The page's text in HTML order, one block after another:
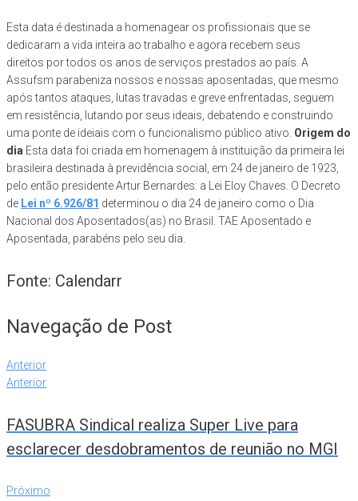
Esta data é destinada a homenagear os profissionais que se
dedicaram a vida inteira ao trabalho e agora recebem seus
direitos por todos os anos de serviços prestados ao país. A
Assufsm parabeniza nossos e nossas aposentadas, que mesmo
após tantos ataques, lutas travadas e greve enfrentadas, seguem
em resistência, lutando por seus ideais, debatendo e construindo
uma ponte de ideiais com o funcionalismo público ativo. Origem do
dia Esta data foi criada em homenagem à instituição da primeira lei
brasileira destinada à previdência social, em 24 de janeiro de 1923,
pelo então presidente Artur Bernardes: a Lei Eloy Chaves. O Decreto
de Lei nº 6.926/81 determinou o dia 24 de janeiro como o Dia
Nacional dos Aposentados(as) no Brasil. TAE Aposentado e
Aposentada, parabéns pelo seu dia.
Fonte: Calendarr
Navegação de Post
Anterior
Anterior
FASUBRA Sindical realiza Super Live para
esclarecer desdobramentos de reunião no MGI
Próximo